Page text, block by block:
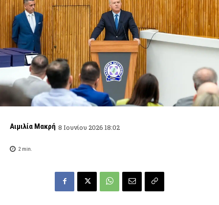
Αιμιλία Μακρή 8 Ιουνίου 2026 18:02
2min.